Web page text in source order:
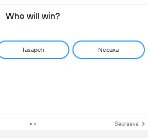
Who will win?
Tasapeli Necaxa
Seuraava